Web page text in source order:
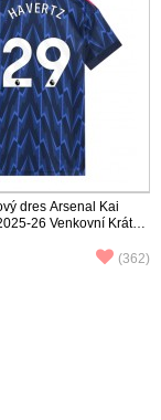
dres Arsenal Kai
26 Venkovní Krátký
(362)